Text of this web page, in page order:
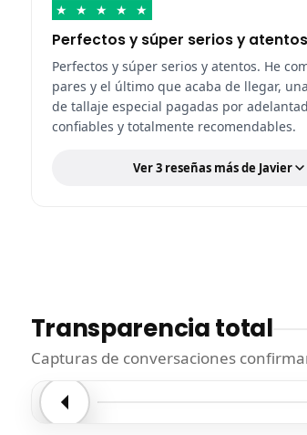
★ ★ ★ ★ ★
Perfectos y súper serios y atentos
Perfectos y súper serios y atentos. He
pares y el último que acaba de llegar,
de tallaje especial pagadas por
confiables y totalmente recomendables.
Ver 3 reseñas más de Javier
Transparencia total
Capturas de conversaciones